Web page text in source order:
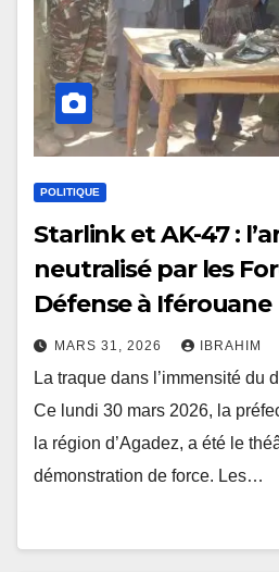
POLITIQUE
Starlink et AK-47 :
neutralisé par les
Défense à Iférouane
MARS 31, 2026 IBRAHIM
La traque dans l’immensité du
Ce lundi 30 mars 2026, la
la région d’Agadez, a été le
démonstration de force. Les…